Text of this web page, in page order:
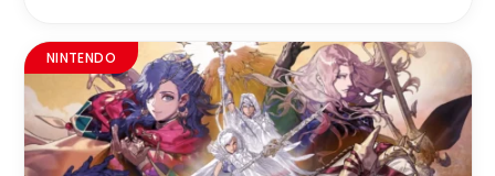
NINTENDO